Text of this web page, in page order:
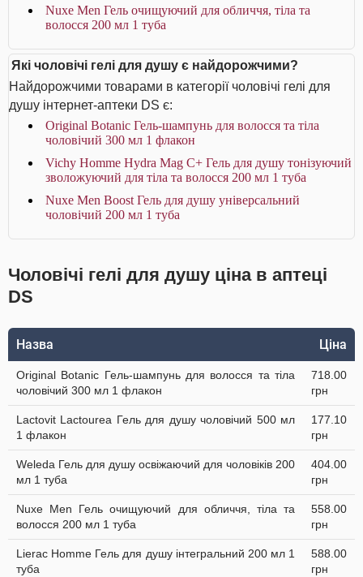
Nuxe Men Гель очищуючий для обличчя, тіла та
волосся 200 мл 1 туба
Які чоловічі гелі для душу є найдорожчими?
Найдорожчими товарами в категорії чоловічі гелі для
душу інтернет-аптеки DS є:
Original Botanic Гель-шампунь для волосся та тіла
чоловічий 300 мл 1 флакон
Vichy Homme Hydra Mag C+ Гель для душу тонізуючий
зволожуючий для тіла та волосся 200 мл 1 туба
Nuxe Men Boost Гель для душу універсальний
чоловічий 200 мл 1 туба
Чоловічі гелі для душу ціна в аптеці
DS
Назва Ціна
Original Botanic Гель-шампунь для волосся та тіла
чоловічий 300 мл 1 флакон
718.00
грн
Lactovit Lactourea Гель для душу чоловічий 500 мл
1 флакон
177.10
грн
Weleda Гель для душу освіжаючий для чоловіків 200
мл 1 туба
404.00
грн
Nuxe Men Гель очищуючий для обличчя, тіла та
волосся 200 мл 1 туба
558.00
грн
Lierac Homme Гель для душу інтегральний 200 мл 1
туба
588.00
грн